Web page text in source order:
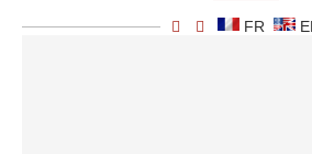
FR